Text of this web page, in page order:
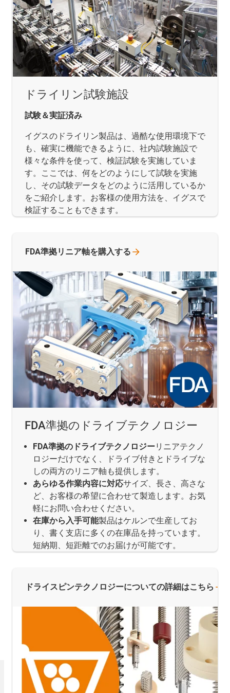
ドライリン試験施設
試験＆実証済み
イグスのドライリン製品は、過酷な使用環境下で
も、確実に機能できるように、社内試験施設で
様々な条件を使って、検証試験を実施していま
す。ここでは、何をどのようにして試験を実施
し、その試験データをどのように活用しているか
をご紹介します。お客様の使用方法を、イグスで
検証することもできます。
FDA準拠のドライブテクノロジー
FDA準拠のドライブテクノロジーリニアテクノ
ロジーだけでなく、ドライブ付きとドライブな
しの両方のリニア軸も提供します。
あらゆる作業内容に対応サイズ、長さ、高さな
ど、お客様の希望に合わせて製造します。お気
軽にお問い合わせください。
在庫から入手可能製品はケルンで生産してお
り、書く支店に多くの在庫品を持っています。
短納期、短距離でのお届けが可能です。
FDA準拠リニア軸を購入する
ドライスピンテクノロジーについての詳細はこちら